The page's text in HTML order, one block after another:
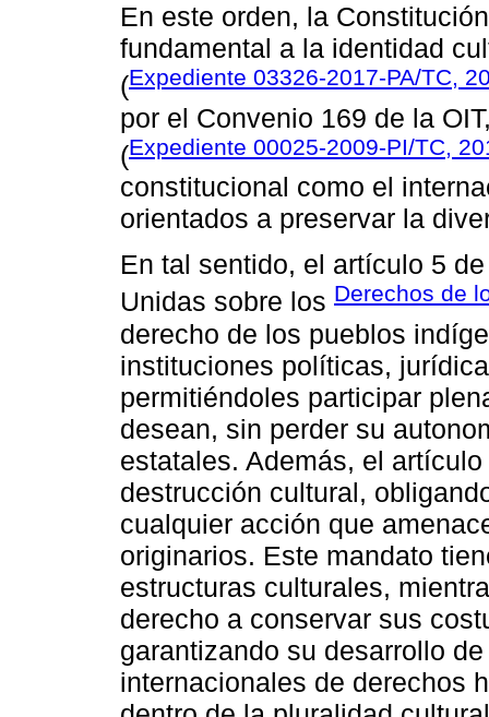
En este orden, la
fundamental a la identidad
(Expediente 03326-2017-PA/TC,
por el Convenio 169 de la
(Expediente 00025-2009-PI/TC,
constitucional como el
orientados a preservar la
En tal sentido, el artículo 5
Unidas sobre los Derechos de
derecho de los pueblos
instituciones políticas,
permitiéndoles participar
desean, sin perder su
estatales. Además, el
destrucción cultural,
cualquier acción que
originarios. Este mandato
estructuras culturales,
derecho a conservar sus
garantizando su desarrollo
internacionales de derechos